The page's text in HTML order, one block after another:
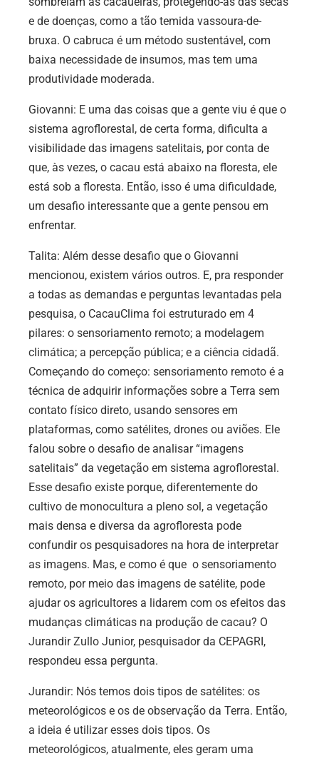
e de doenças, como a tão temida vassoura-de-
bruxa. O cabruca é um método sustentável, com
baixa necessidade de insumos, mas tem uma
produtividade moderada.
Giovanni: E uma das coisas que a gente viu é que o
sistema agroflorestal, de certa forma, dificulta a
visibilidade das imagens satelitais, por conta de
que, às vezes, o cacau está abaixo na floresta, ele
está sob a floresta. Então, isso é uma dificuldade,
um desafio interessante que a gente pensou em
enfrentar.
Talita: Além desse desafio que o Giovanni
mencionou, existem vários outros. E, pra responder
a todas as demandas e perguntas levantadas pela
pesquisa, o CacauClima foi estruturado em 4
pilares: o sensoriamento remoto; a modelagem
climática; a percepção pública; e a ciência cidadã.
Começando do começo: sensoriamento remoto é a
técnica de adquirir informações sobre a Terra sem
contato físico direto, usando sensores em
plataformas, como satélites, drones ou aviões. Ele
falou sobre o desafio de analisar “imagens
satelitais” da vegetação em sistema agroflorestal.
Esse desafio existe porque, diferentemente do
cultivo de monocultura a pleno sol, a vegetação
mais densa e diversa da agrofloresta pode
confundir os pesquisadores na hora de interpretar
as imagens. Mas, e como é que o sensoriamento
remoto, por meio das imagens de satélite, pode
ajudar os agricultores a lidarem com os efeitos das
mudanças climáticas na produção de cacau? O
Jurandir Zullo Junior, pesquisador da CEPAGRI,
respondeu essa pergunta.
Jurandir: Nós temos dois tipos de satélites: os
meteorológicos e os de observação da Terra. Então,
a ideia é utilizar esses dois tipos. Os
meteorológicos, atualmente, eles geram uma